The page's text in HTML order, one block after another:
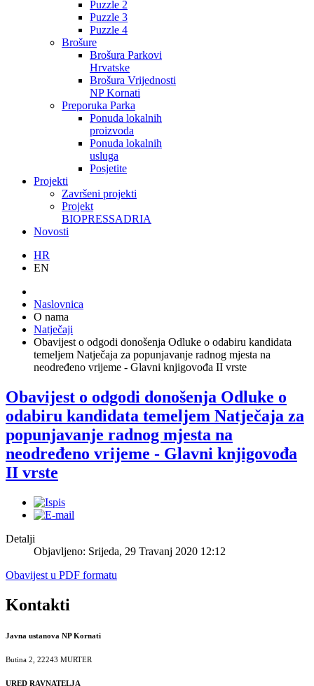
Puzzle 2
Puzzle 3
Puzzle 4
Brošure
Brošura Parkovi
Hrvatske
Brošura Vrijednosti
NP Kornati
Preporuka Parka
Ponuda lokalnih
proizvoda
Ponuda lokalnih
usluga
Posjetite
Projekti
Završeni projekti
Projekt
BIOPRESSADRIA
Novosti
HR
EN
Naslovnica
O nama
Natječaji
Obavijest o odgodi donošenja Odluke o odabiru kandidata
temeljem Natječaja za popunjavanje radnog mjesta na
neodređeno vrijeme - Glavni knjigovođa II vrste
Obavijest o odgodi donošenja Odluke o
odabiru kandidata temeljem Natječaja za
popunjavanje radnog mjesta na
neodređeno vrijeme - Glavni knjigovođa
II vrste
Detalji
Objavljeno: Srijeda, 29 Travanj 2020 12:12
Obavijest u PDF formatu
Kontakti
Javna ustanova NP Kornati
Butina 2, 22243 MURTER
URED RAVNATELJA